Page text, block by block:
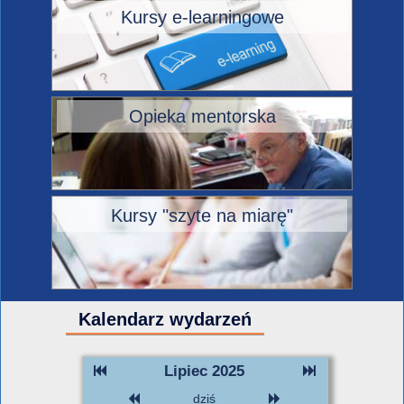
Kursy e-learningowe
Opieka mentorska
Kursy "szyte na miarę"
Kalendarz wydarzeń
Lipiec 2025
dziś